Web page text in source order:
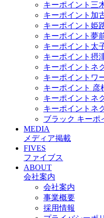
キーポイント三
キーポイント加
キーポイント姫
キーポイント夢
キーポイント太
キーポイント摂
キーポイントネ
キーポイントワ
キーポイント 彦
キーポイントネ
キーポイントネ
ブラック キーポ
MEDIA
メディア掲載
FIVES
ファイブス
ABOUT
会社案内
会社案内
事業概要
採用情報